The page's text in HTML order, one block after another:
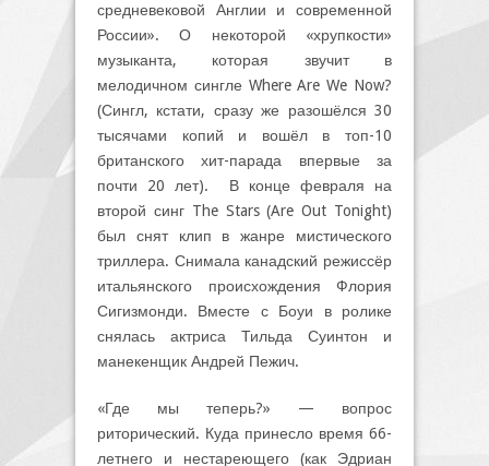
средневековой Англии и современной
России». О некоторой «хрупкости»
музыканта, которая звучит в
мелодичном сингле Where Are We Now?
(Сингл, кстати, сразу же разошёлся 30
тысячами копий и вошёл в топ-10
британского хит-парада впервые за
почти 20 лет). В конце февраля на
второй синг The Stars (Are Out Tonight)
был снят клип в жанре мистического
триллера. Снимала канадский режиссёр
итальянского происхождения Флория
Сигизмонди. Вместе с Боуи в ролике
снялась актриса Тильда Суинтон и
манекенщик Андрей Пежич.
«Где мы теперь?» — вопрос
риторический. Куда принесло время 66-
летнего и нестареющего (как Эдриан